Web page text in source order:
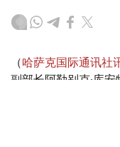
（哈萨克国际通讯社
副部长阿勒别克·库